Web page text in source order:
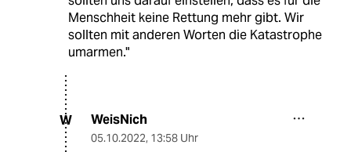
Menschheit keine Rettung mehr gibt. Wir
sollten mit anderen Worten die Katastrophe
umarmen."
W WeisNich
05.10.2022, 13:58 Uhr